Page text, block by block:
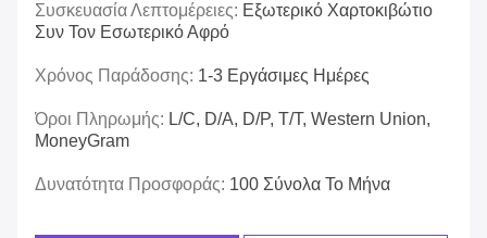
Συσκευασία Λεπτομέρειες: Εξωτερικό Χαρτοκιβώτιο
Συν Τον Εσωτερικό Αφρό
Χρόνος Παράδοσης: 1-3 Εργάσιμες Ημέρες
Όροι Πληρωμής: L/C, D/A, D/P, T/T, Western Union,
MoneyGram
Δυνατότητα Προσφοράς: 100 Σύνολα Το Μήνα